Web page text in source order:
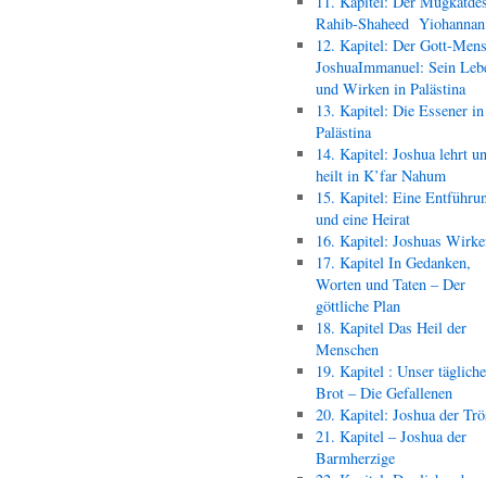
Rahib-Shaheed
12. Kapitel: Der Gott-
JoshuaImmanuel: Sein
und Wirken in Palästina
13. Kapitel: Die Essener in
Palästina
14. Kapitel: Joshua lehrt
heilt in K’far Nahum
15. Kapitel: Eine
und eine Heirat
16. Kapitel: Joshuas
17. Kapitel In Gedanken,
Worten und Taten – Der
göttliche Plan
18. Kapitel Das Heil der
Menschen
19. Kapitel : Unser
Brot – Die Gefallenen
20. Kapitel: Joshua der
21. Kapitel – Joshua der
Barmherzige